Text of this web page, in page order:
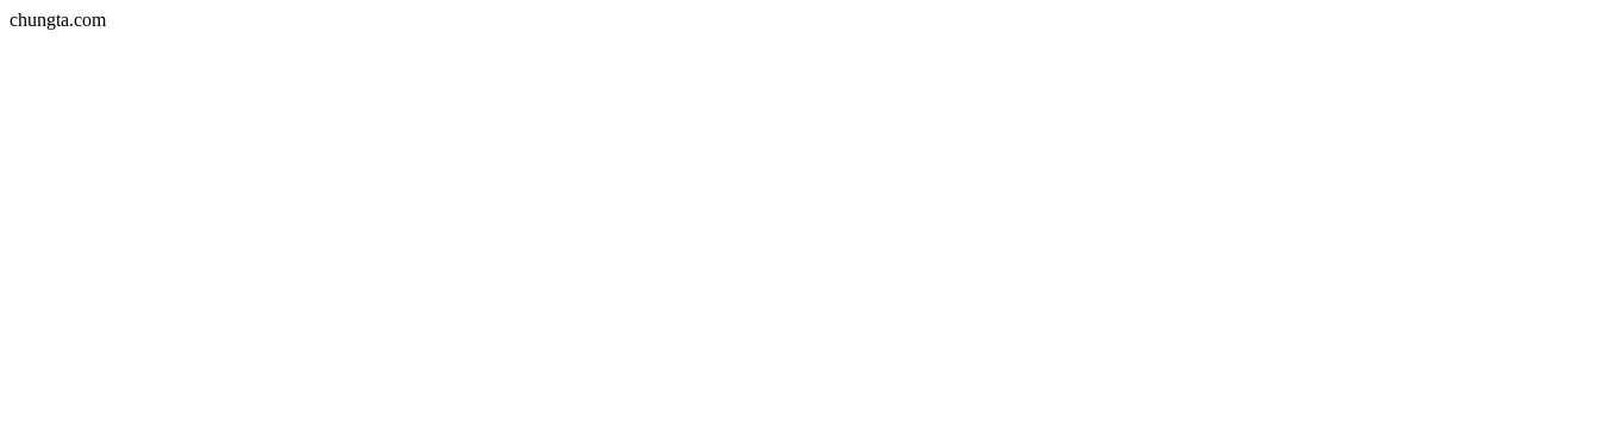
chungta.com